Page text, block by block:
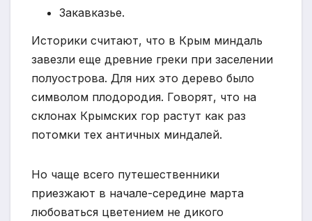
Закавказье.
Историки считают, что в Крым миндаль
завезли еще древние греки при заселении
полуострова. Для них это дерево было
символом плодородия. Говорят, что на
склонах Крымских гор растут как раз
потомки тех античных миндалей.
Но чаще всего путешественники
приезжают в начале-середине марта
любоваться цветением не дикого